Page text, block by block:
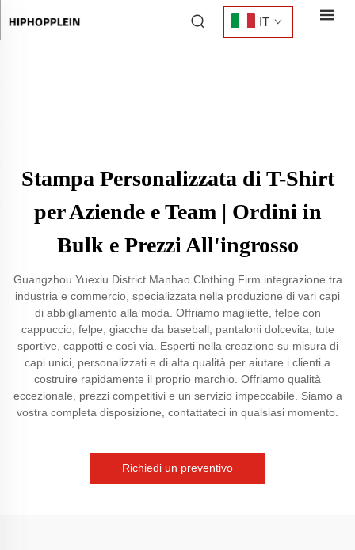
IT
Stampa Personalizzata di T-Shirt
per Aziende e Team | Ordini in
Bulk e Prezzi All'ingrosso
Guangzhou Yuexiu District Manhao Clothing Firm integrazione tra
industria e commercio, specializzata nella produzione di vari capi
di abbigliamento alla moda. Offriamo magliette, felpe con
cappuccio, felpe, giacche da baseball, pantaloni dolcevita, tute
sportive, cappotti e così via. Esperti nella creazione su misura di
capi unici, personalizzati e di alta qualità per aiutare i clienti a
costruire rapidamente il proprio marchio. Offriamo qualità
eccezionale, prezzi competitivi e un servizio impeccabile. Siamo a
vostra completa disposizione, contattateci in qualsiasi momento.
Richiedi un preventivo